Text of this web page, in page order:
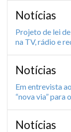
Notícias
Projeto de lei
na TV, rádio e
Notícias
Em entrevista
“nova via” para
Notícias